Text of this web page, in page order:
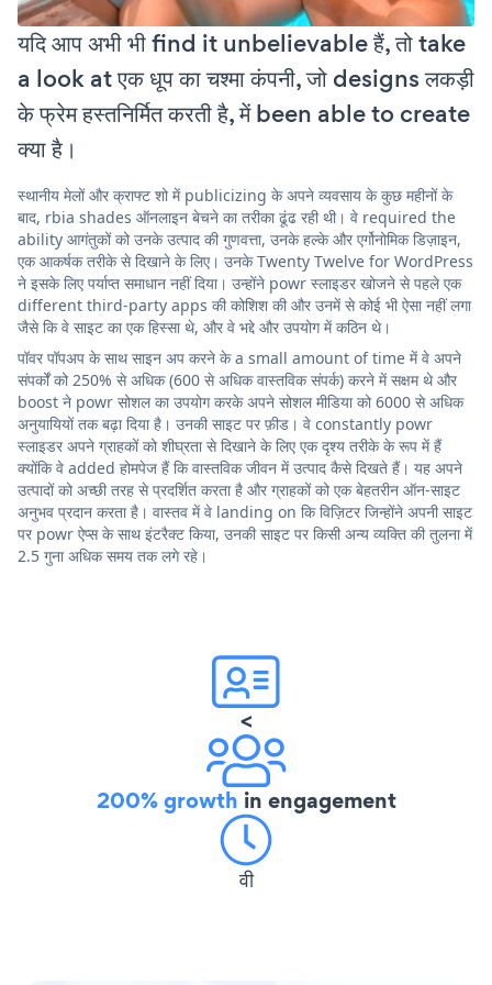
यदि आप अभी भी find it unbelievable हैं, तो take
a look at एक धूप का चश्मा कंपनी, जो designs लकड़ी
के फ्रेम हस्तनिर्मित करती है, में been able to create
क्या है।
स्थानीय मेलों और क्राफ्ट शो में publicizing के अपने व्यवसाय के कुछ महीनों के
बाद, rbia shades ऑनलाइन बेचने का तरीका ढूंढ रही थी। वे required the
ability आगंतुकों को उनके उत्पाद की गुणवत्ता, उनके हल्के और एर्गोनोमिक डिज़ाइन,
एक आकर्षक तरीके से दिखाने के लिए। उनके Twenty Twelve for WordPress
ने इसके लिए पर्याप्त समाधान नहीं दिया। उन्होंने powr स्लाइडर खोजने से पहले एक
different third-party apps की कोशिश की और उनमें से कोई भी ऐसा नहीं लगा
जैसे कि वे साइट का एक हिस्सा थे, और वे भद्दे और उपयोग में कठिन थे।
पॉवर पॉपअप के साथ साइन अप करने के a small amount of time में वे अपने
संपर्कों को 250% से अधिक (600 से अधिक वास्तविक संपर्क) करने में सक्षम थे और
boost ने powr सोशल का उपयोग करके अपने सोशल मीडिया को 6000 से अधिक
अनुयायियों तक बढ़ा दिया है। उनकी साइट पर फ़ीड। वे constantly powr
स्लाइडर अपने ग्राहकों को शीघ्रता से दिखाने के लिए एक दृश्य तरीके के रूप में हैं
क्योंकि वे added होमपेज हैं कि वास्तविक जीवन में उत्पाद कैसे दिखते हैं। यह अपने
उत्पादों को अच्छी तरह से प्रदर्शित करता है और ग्राहकों को एक बेहतरीन ऑन-साइट
अनुभव प्रदान करता है। वास्तव में वे landing on कि विज़िटर जिन्होंने अपनी साइट
पर powr ऐप्स के साथ इंटरैक्ट किया, उनकी साइट पर किसी अन्य व्यक्ति की तुलना में
2.5 गुना अधिक समय तक लगे रहे।
<
200% growth in engagement
वी